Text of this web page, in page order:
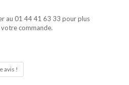
au 01 44 41 63 33 pour plus
commande.
avis !